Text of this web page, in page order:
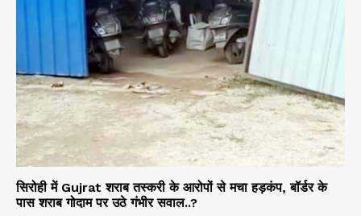
सिरोही में Gujrat शराब तस्करी के आरोपों से मचा हड़कंप, बॉर्डर के
पास शराब गोदाम पर उठे गंभीर सवाल..?